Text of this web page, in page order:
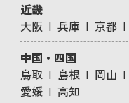
近畿
大阪
兵庫 京都
中国・四国
鳥取
島根 岡山
愛媛
高知